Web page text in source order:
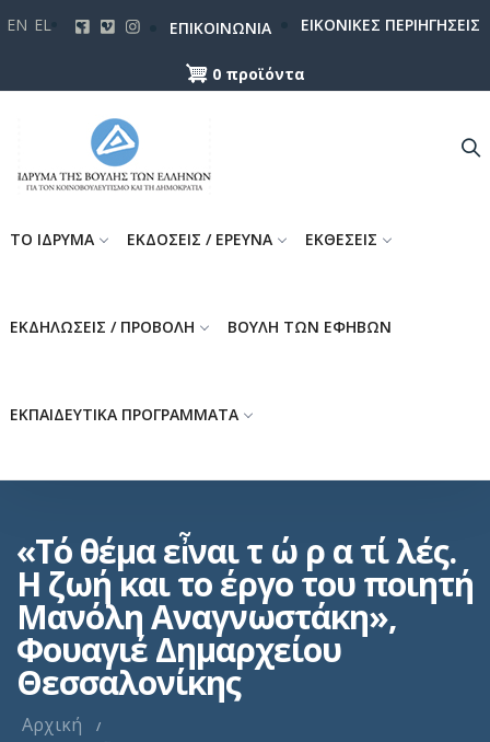
κυρίως
περιεχόμενο
EN EL ΕΠΙΚΟΙΝΩΝΙΑ ΕΙΚΟΝΙΚΕΣ ΠΕΡΙΗΓΗΣΕΙΣ
0 προϊόντα
ΤΟ ΙΔΡΥΜΑ ΕΚΔΟΣΕΙΣ / ΕΡΕΥΝΑ ΕΚΘΕΣΕΙΣ
ΕΚΔΗΛΩΣΕΙΣ / ΠΡΟΒΟΛΗ ΒΟΥΛΗ ΤΩΝ ΕΦΗΒΩΝ
ΕΚΠΑΙΔΕΥΤΙΚΑ ΠΡΟΓΡΑΜΜΑΤΑ
«Τό θέμα εἶναι τ ώ ρ α τί λές.
Η ζωή και το έργο του ποιητή
Μανόλη Αναγνωστάκη»,
Φουαγιέ Δημαρχείου
Θεσσαλονίκης
Αρχική